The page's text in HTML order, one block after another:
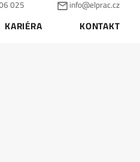
025 info@elprac.cz
KARIÉRA KONTAKT